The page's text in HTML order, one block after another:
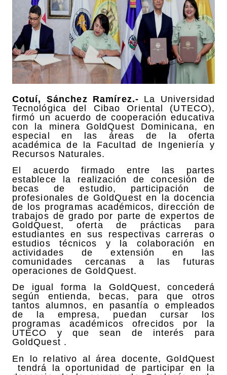
Cotuí, Sánchez Ramírez.- La Universidad
Tecnológica del Cibao Oriental (UTECO),
firmó un acuerdo de cooperación educativa
con la minera GoldQuest Dominicana, en
especial en las áreas de la oferta
académica de la Facultad de Ingeniería y
Recursos Naturales.
El acuerdo firmado entre las partes
establece la realización de concesión de
becas de estudio, participación de
profesionales de GoldQuest en la docencia
de los programas académicos, dirección de
trabajos de grado por parte de expertos de
GoldQuest, oferta de prácticas para
estudiantes en sus respectivas carreras o
estudios técnicos y la colaboración en
actividades de extensión en las
comunidades cercanas a las futuras
operaciones de GoldQuest.
De igual forma la GoldQuest, concederá
según entienda, becas, para que otros
tantos alumnos, en pasantía o empleados
de la empresa, puedan cursar los
programas académicos ofrecidos por la
UTECO y que sean de interés para
GoldQuest .
En lo relativo al área docente, GoldQuest
tendrá la oportunidad de participar en la